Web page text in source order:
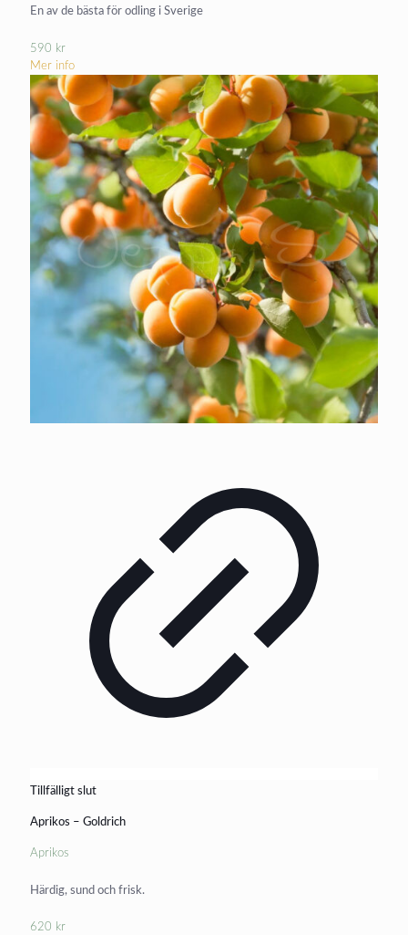
En av de bästa för odling i Sverige
590 kr
Mer info
Tillfälligt slut
Aprikos – Goldrich
Aprikos
Härdig, sund och frisk.
620 kr